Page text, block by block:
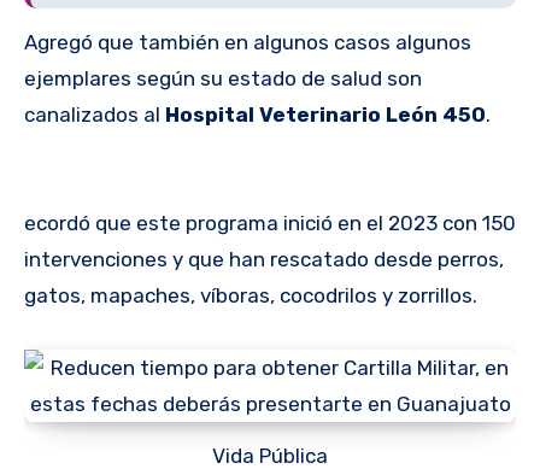
Agregó que también en algunos casos algunos
ejemplares según su estado de salud son
canalizados al Hospital Veterinario León 450.
ecordó que este programa inició en el 2023 con 150
intervenciones y que han rescatado desde perros,
gatos, mapaches, víboras, cocodrilos y zorrillos.
Vida Pública